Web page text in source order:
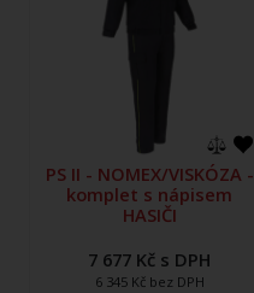
PS II - NOMEX/VISKÓZA -
komplet s nápisem
HASIČI
7 677 Kč s DPH
6 345 Kč bez DPH